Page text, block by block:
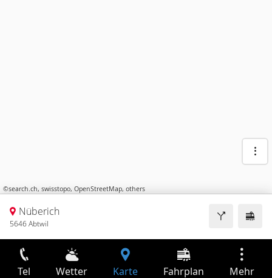
©search.ch, swisstopo, OpenStreetMap, others
Nüberich
5646 Abtwil
Tel Wetter Karte Fahrplan Mehr